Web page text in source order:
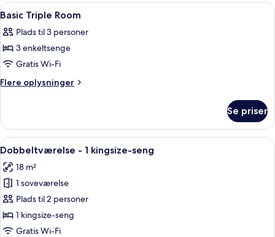
personer
Indlæs
alle
billeder
af
Basic
Triple
Minibar, pengeskab på værelset,
3
Basic Triple Room
Plads til 3 personer
3 enkeltsenge
Gratis Wi-Fi
Flere oplysninger
Flere
Triple
Room
Se priser
Indlæs
alle
billeder
af
Dobbeltværelse
-
1
Et hotelværelse med en seng, et
7
Dobbeltværelse - 1 kingsize-seng
18 m²
1 soveværelse
Plads til 2 personer
1 kingsize-seng
Gratis Wi-Fi